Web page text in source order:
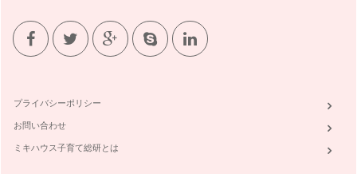
プライバシーポリシー
お問い合わせ
ミキハウス子育て総研とは